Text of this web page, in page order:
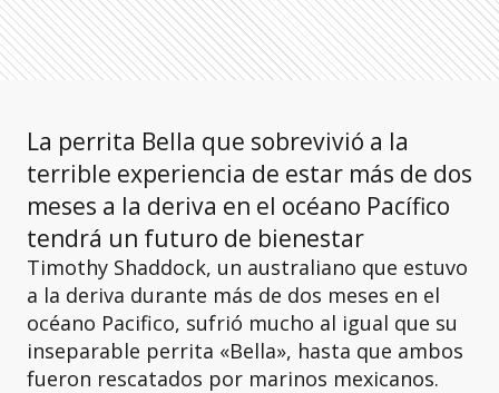
La perrita Bella que sobrevivió a la
terrible experiencia de estar más de dos
meses a la deriva en el océano Pacífico
tendrá un futuro de bienestar
Timothy Shaddock, un australiano que estuvo
a la deriva durante más de dos meses en el
océano Pacifico, sufrió mucho al igual que su
inseparable perrita «Bella», hasta que ambos
fueron rescatados por marinos mexicanos.